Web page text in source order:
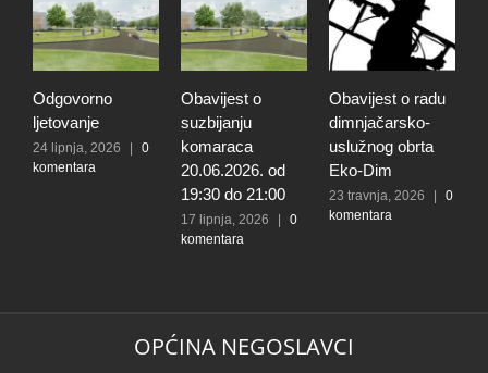
Odgovorno
ljetovanje
24 lipnja, 2026
0
komentara
Obavijest o
suzbijanju
komaraca
20.06.2026. od
19:30 do 21:00
17 lipnja, 2026
0
komentara
Obavijest o radu
dimnjačarsko-
uslužnog obrta
Eko-Dim
23 travnja, 2026
0
komentara
OPĆINA NEGOSLAVCI